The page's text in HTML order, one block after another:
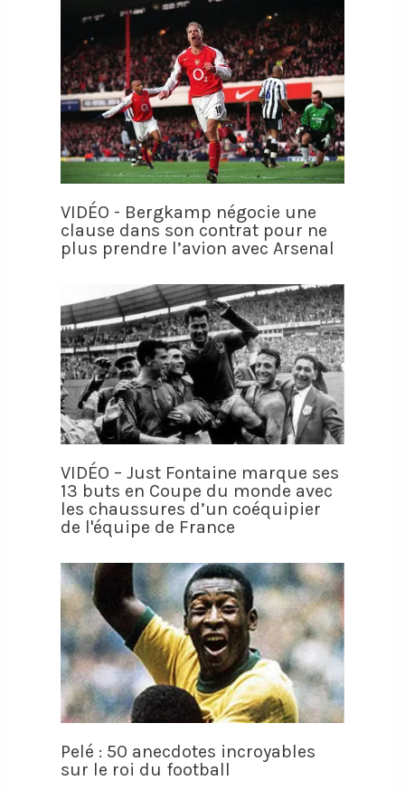
VIDÉO - Bergkamp négocie une
clause dans son contrat pour ne
plus prendre l’avion avec Arsenal
VIDÉO – Just Fontaine marque ses
13 buts en Coupe du monde avec
les chaussures d’un coéquipier
de l'équipe de France
Pelé : 50 anecdotes incroyables
sur le roi du football